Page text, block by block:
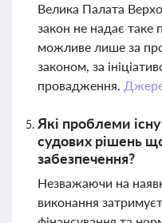
Велика Палата
закон не надає таке
можливе лише за
законом, за
провадження.
Які проблеми
судових рішень
забезпечення?
Незважаючи на
виконання